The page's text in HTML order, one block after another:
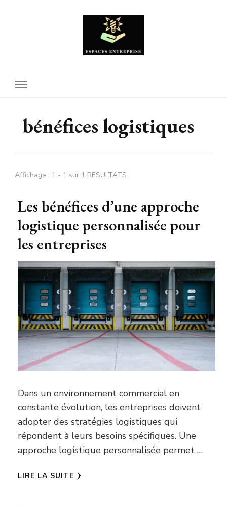
bénéfices logistiques
Affichage : 1 - 1 sur 1 RÉSULTATS
Les bénéfices d’une approche
logistique personnalisée pour
les entreprises
Dans un environnement commercial en
constante évolution, les entreprises doivent
adopter des stratégies logistiques qui
répondent à leurs besoins spécifiques. Une
approche logistique personnalisée permet …
LIRE LA SUITE